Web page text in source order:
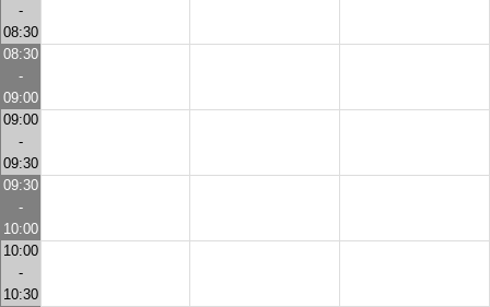
-
08:30
08:30
-
09:00
09:00
-
09:30
09:30
-
10:00
10:00
-
10:30